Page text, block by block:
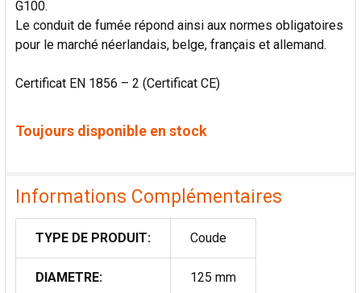
G100.
Le conduit de fumée répond ainsi aux normes obligatoires
pour le marché néerlandais, belge, français et allemand.
Certificat EN 1856 – 2 (Certificat CE)
Toujours disponible en stock
Informations Complémentaires
TYPE DE PRODUIT: Coude
DIAMETRE: 125 mm